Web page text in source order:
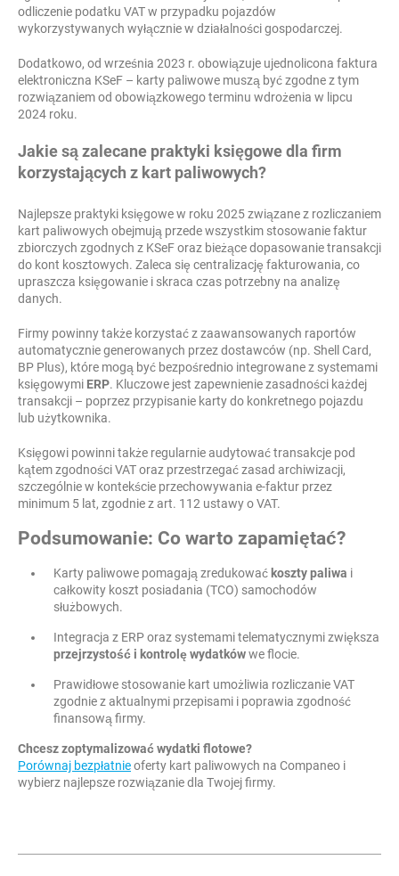
odliczenie podatku VAT w przypadku pojazdów
wykorzystywanych wyłącznie w działalności gospodarczej.
Dodatkowo, od września 2023 r. obowiązuje ujednolicona faktura
elektroniczna KSeF – karty paliwowe muszą być zgodne z tym
rozwiązaniem od obowiązkowego terminu wdrożenia w lipcu
2024 roku.
Jakie są zalecane praktyki księgowe dla firm
korzystających z kart paliwowych?
Najlepsze praktyki księgowe w roku 2025 związane z rozliczaniem
kart paliwowych obejmują przede wszystkim stosowanie faktur
zbiorczych zgodnych z KSeF oraz bieżące dopasowanie transakcji
do kont kosztowych. Zaleca się centralizację fakturowania, co
upraszcza księgowanie i skraca czas potrzebny na analizę
danych.
Firmy powinny także korzystać z zaawansowanych raportów
automatycznie generowanych przez dostawców (np. Shell Card,
BP Plus), które mogą być bezpośrednio integrowane z systemami
księgowymi ERP. Kluczowe jest zapewnienie zasadności każdej
transakcji – poprzez przypisanie karty do konkretnego pojazdu
lub użytkownika.
Księgowi powinni także regularnie audytować transakcje pod
kątem zgodności VAT oraz przestrzegać zasad archiwizacji,
szczególnie w kontekście przechowywania e-faktur przez
minimum 5 lat, zgodnie z art. 112 ustawy o VAT.
Podsumowanie: Co warto zapamiętać?
Karty paliwowe pomagają zredukować koszty paliwa i
całkowity koszt posiadania (TCO) samochodów
służbowych.
Integracja z ERP oraz systemami telematycznymi zwiększa
przejrzystość i kontrolę wydatkówwe flocie.
Prawidłowe stosowanie kart umożliwia rozliczanie VAT
zgodnie z aktualnymi przepisami i poprawia zgodność
finansową firmy.
Chcesz zoptymalizować wydatki flotowe?
Porównaj bezpłatnieoferty kart paliwowych na Companeo i
wybierz najlepsze rozwiązanie dla Twojej firmy.